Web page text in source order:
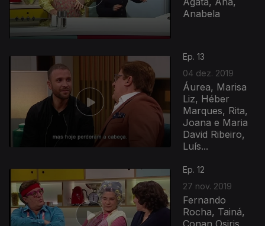
Anabela
Ep. 13
04 dez. 2019
Áurea, Marisa
Liz, Héber
Marques, Rita,
Joana e Maria
David Ribeiro,
Luís...
Ep. 12
27 nov. 2019
Fernando
Rocha, Tainá,
Conan Osiris,